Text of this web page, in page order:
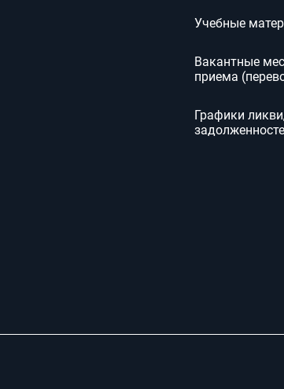
Учебные
Вакантные
приема
Графики